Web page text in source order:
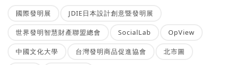
國際發明展 JDIE日本設計創意暨發明展
世界發明智慧財產聯盟總會 SocialLab OpView
中國文化大學 台灣發明商品促進協會 北市圖